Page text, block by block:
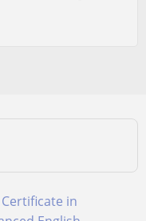
Certificate in